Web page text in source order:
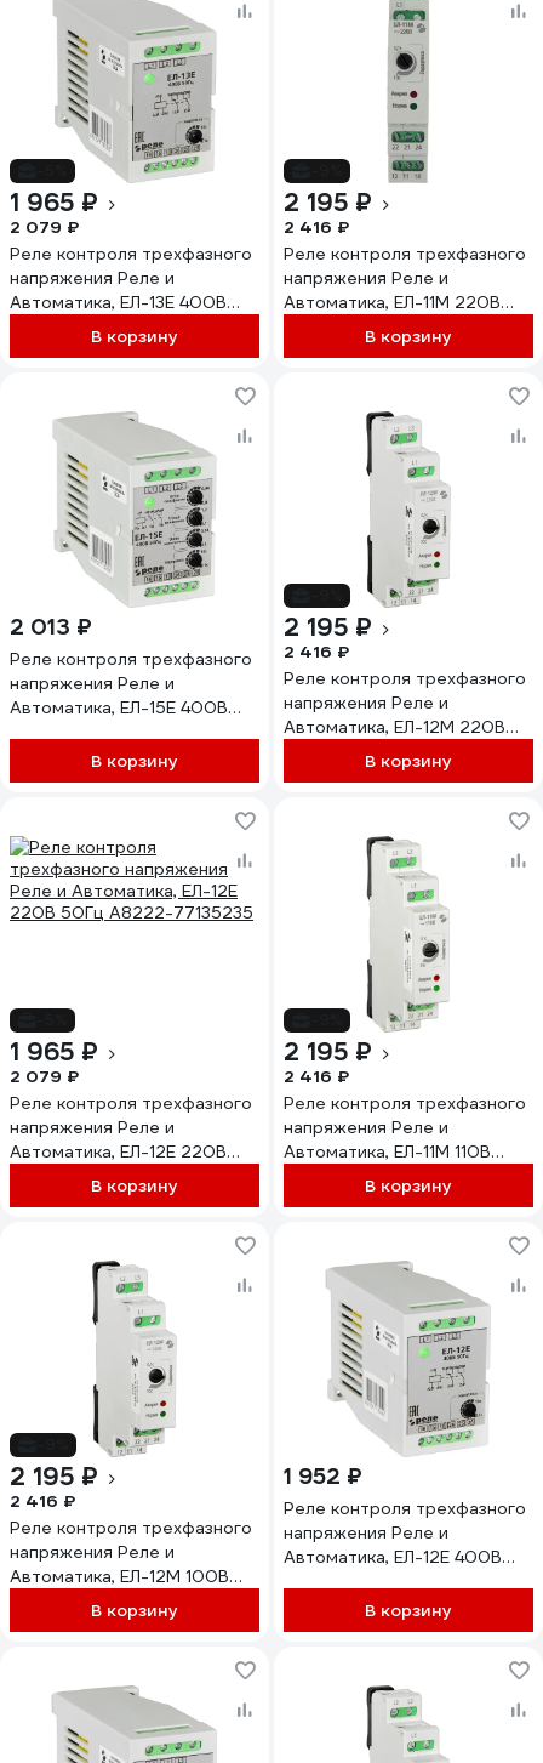
1 965 ₽
2 079 ₽
Реле контроля трехфазного
напряжения Реле и
Автоматика, ЕЛ-13Е 400В
50Гц A8222-34125704
В корзину
2 195 ₽
2 416 ₽
Реле контроля трехфазного
напряжения Реле и
Автоматика, ЕЛ-11М 220В
50Гц A8222-77135174
В корзину
2 013 ₽
Реле контроля трехфазного
напряжения Реле и
Автоматика, ЕЛ-15Е 400В
В корзину
2 195 ₽
2 416 ₽
Реле контроля трехфазного
напряжения Реле и
Автоматика, ЕЛ-12М 220В
50Гц A8222-77135266
В корзину
1 965 ₽
2 079 ₽
Реле контроля трехфазного
напряжения Реле и
Автоматика, ЕЛ-12Е 220В
50Гц A8222-77135235
В корзину
2 195 ₽
2 416 ₽
Реле контроля трехфазного
напряжения Реле и
Автоматика, ЕЛ-11М 110В
50Гц A8222-77135167
В корзину
2 195 ₽
2 416 ₽
Реле контроля трехфазного
напряжения Реле и
Автоматика, ЕЛ-12М 100В
50Гц A8222-77135259
В корзину
1 952 ₽
Реле контроля трехфазного
напряжения Реле и
Автоматика, ЕЛ-12Е 400В
В корзину